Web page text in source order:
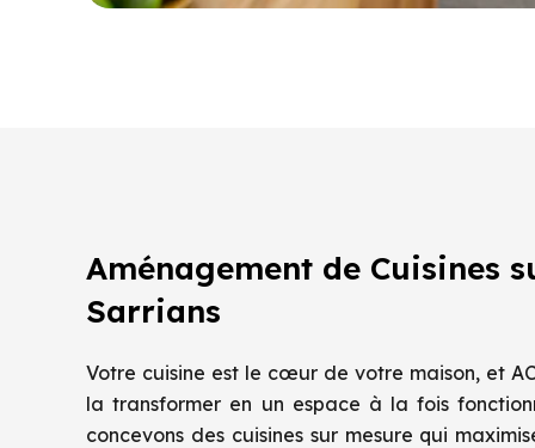
Aménagement de Cuisines
Sarrians
Votre cuisine est le cœur de votre maison, et
la transformer en un espace à la fois
concevons des cuisines sur mesure qui